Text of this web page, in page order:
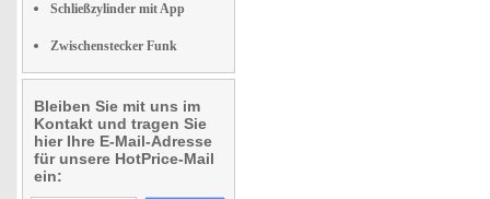
Schließzylinder mit App
Zwischenstecker Funk
Bleiben Sie mit uns im
Kontakt und tragen Sie
hier Ihre E-Mail-Adresse
für unsere HotPrice-Mail
ein: